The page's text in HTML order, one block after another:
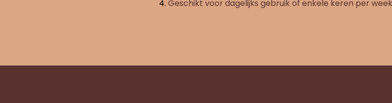
Geschikt voor dagelijks gebruik of enkele keren per